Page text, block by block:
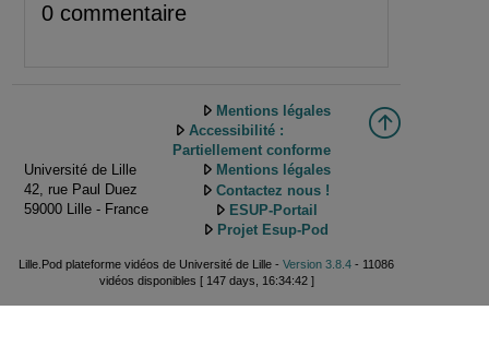
0 commentaire
Université de Lille
42, rue Paul Duez
59000 Lille - France
Mentions légales
Accessibilité :
Partiellement conforme
Mentions légales
Contactez nous !
ESUP-Portail
Projet Esup-Pod
Lille.Pod plateforme vidéos de Université de Lille - Version 3.8.4 - 11086
vidéos disponibles [ 147 days, 16:34:42 ]